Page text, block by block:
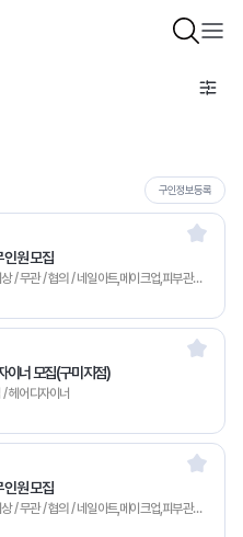
구인정보등록
인원 모집
연봉 3,360만원~6,600만원 / 세 이하 / 1년 이상 / 무관 / 협의 / 네일아트,메이크업,피부관리,마사지,기타
이너 모집(구미지점)
헤어디자이너
인원 모집
연봉 3,360만원~6,600만원 / 세 이하 / 1년 이상 / 무관 / 협의 / 네일아트,메이크업,피부관리,마사지,기타